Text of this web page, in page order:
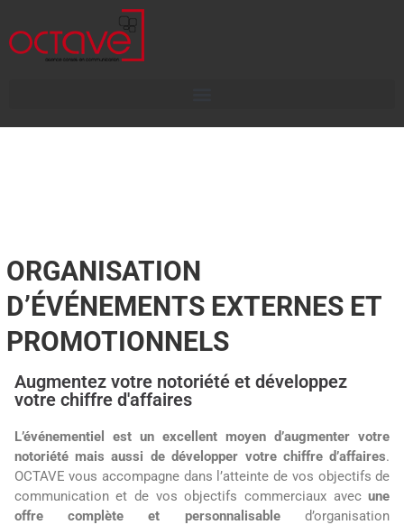
ORGANISATION
D’ÉVÉNEMENTS EXTERNES ET
PROMOTIONNELS
Augmentez votre notoriété et développez
votre chiffre d'affaires
L’événementiel est un excellent moyen d’augmenter votre
notoriété mais aussi de développer votre chiffre d’affaires.
OCTAVE vous accompagne dans l’atteinte de vos objectifs de
communication et de vos objectifs commerciaux avecune
offre complète et personnalisabled’organisation